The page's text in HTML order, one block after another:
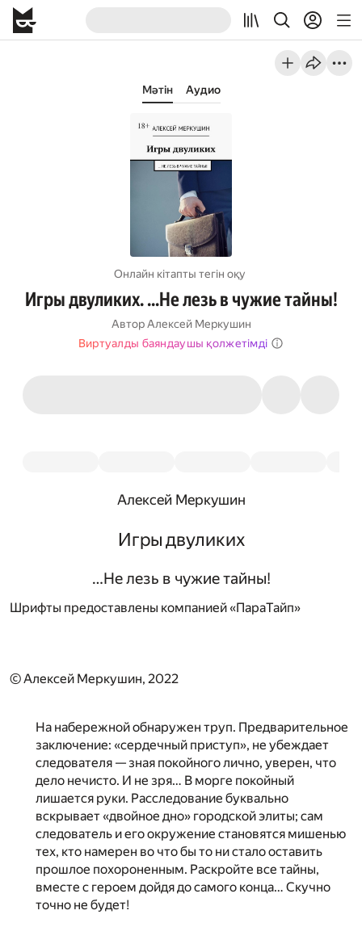
Мәтін Аудио
Онлайн кітапты тегін оқу
Игры двуликих. …Не лезь в чужие тайны!
Автор Алексей Меркушин
Виртуалды баяндаушы қолжетімді
Алексей Меркушин
Игры двуликих
…Не лезь в чужие тайны!
Шрифты предоставлены компанией «ПараТайп»
© Алексей Меркушин, 2022
На набережной обнаружен труп. Предварительное
заключение: «сердечный приступ», не убеждает
следователя — зная покойного лично, уверен, что
дело нечисто. И не зря… В морге покойный
лишается руки. Расследование буквально
вскрывает «двойное дно» городской элиты; сам
следователь и его окружение становятся мишенью
тех, кто намерен во что бы то ни стало оставить
прошлое похороненным. Раскройте все тайны,
вместе с героем дойдя до самого конца… Скучно
точно не будет!